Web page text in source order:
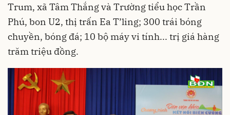
Trum, xã Tâm Thắng và Trường tiểu học Trần
Phú, bon U2, thị trấn Ea T’ling; 300 trái bóng
chuyền, bóng đá; 10 bộ máy vi tính... trị giá hàng
trăm triệu đồng.